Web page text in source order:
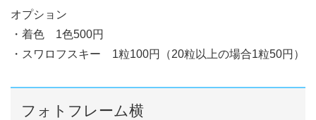
オプション
・着色 1色500円
・スワロフスキー 1粒100円（20粒以上の場合1粒50円）
フォトフレーム横